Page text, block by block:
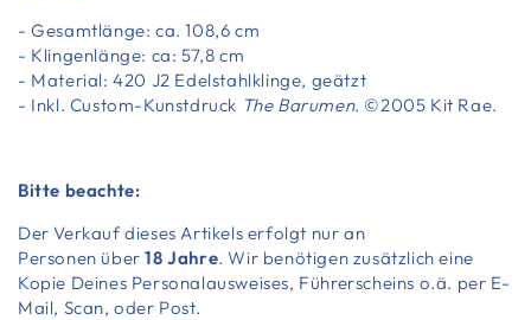
- Gesamtlänge: ca. 108,6 cm
- Klingenlänge: ca: 57,8 cm
- Material: 420 J2 Edelstahlklinge, geätzt
- Inkl. Custom-Kunstdruck The Barumen. ©2005 Kit Rae.
Bitte beachte:
Der Verkauf dieses Artikels erfolgt nur an
Personen über 18 Jahre. Wir benötigen zusätzlich eine
Kopie Deines Personalausweises, Führerscheins o.ä. per E-
Mail, Scan, oder Post.